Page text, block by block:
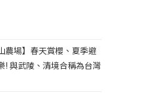
農場】春天賞櫻、夏季避
! 與武陵、清境合稱為台灣